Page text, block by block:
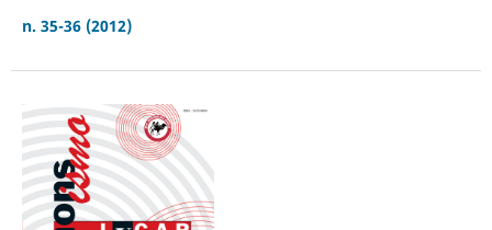
n. 35-36 (2012)